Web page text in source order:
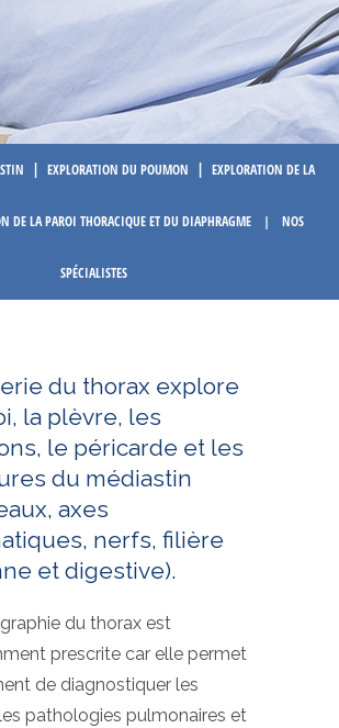
| EXPLORATION DU POUMON | EXPLORATION DE LA
DE LA PAROI THORACIQUE ET DU DIAPHRAGME | NOS
SPÉCIALISTES
du thorax explore
la plèvre, les
le péricarde et les
du médiastin
axes
nerfs, filière
et digestive).
du thorax est
prescrite car elle permet
de diagnostiquer les
pathologies pulmonaires et